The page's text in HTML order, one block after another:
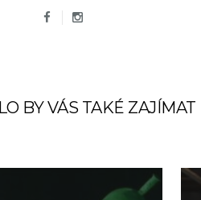
BY VÁS TAKÉ ZAJÍMAT